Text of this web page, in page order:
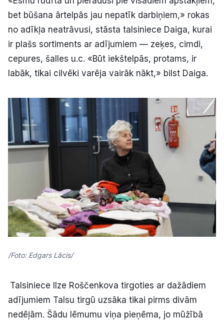
bet būšana ārtelpās jau nepatīk darbiņiem,» rokas
no adīkļa neatrāvusi, stāsta talsiniece Daiga, kurai
ir plašs sortiments ar adījumiem — zeķes, cimdi,
cepures, šalles u.c. «Būt iekštelpās, protams, ir
labāk, tikai cilvēki varēja vairāk nākt,» bilst Daiga.
/Foto: Edgars Lācis/
Talsiniece Ilze Roščenkova tirgoties ar dažādiem
adījumiem Talsu tirgū uzsāka tikai pirms divām
nedēļām. Šādu lēmumu viņa pieņēma, jo mūžībā